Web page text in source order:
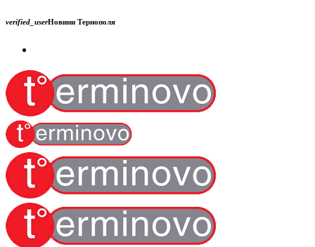
verified_userНовини Тернополя